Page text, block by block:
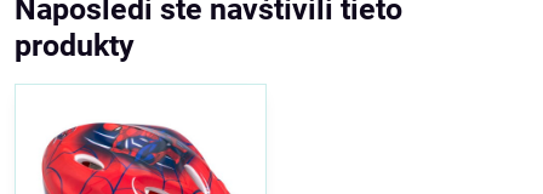
Naposledi ste navśtívili tieto
produkty